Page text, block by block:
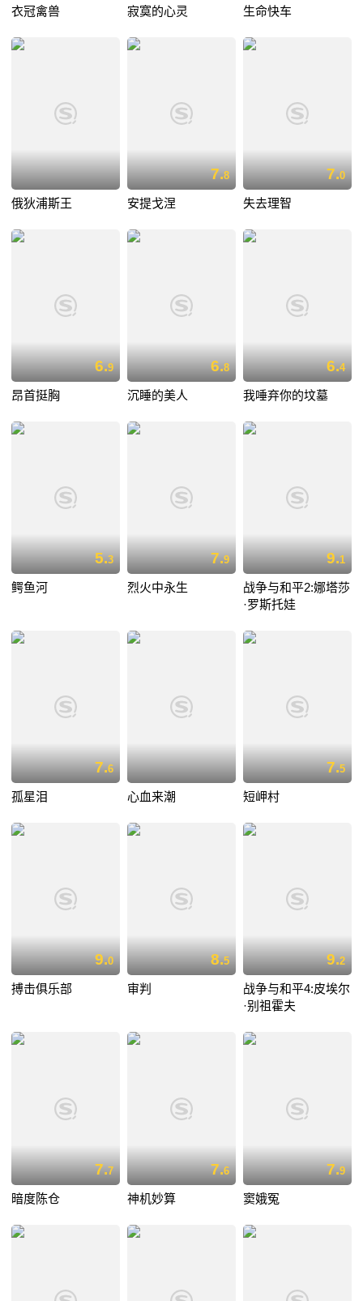
衣冠禽兽 寂寞的心灵 生命快车
俄狄浦斯王
7.8
安提戈涅
7.0
失去理智
6.9
昂首挺胸
6.8
沉睡的美人
6.4
我唾弃你的坟墓
5.3
鳄鱼河
7.9
烈火中永生
9.1
战争与和平2:娜塔莎
·罗斯托娃
7.6
孤星泪 心血来潮
7.5
短岬村
9.0
搏击俱乐部
8.5
审判
9.2
战争与和平4:皮埃尔
·别祖霍夫
7.7
暗度陈仓
7.6
神机妙算
7.9
窦娥冤